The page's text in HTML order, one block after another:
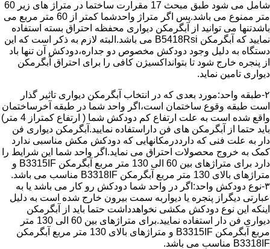
شامل می شود طبق مبحث 17 مقرارت ساختما در متراژ های زیر 60
متر ممنوع می باشد.پس اگر متراژ واحدشما کمتر از 60 متر مربع می
باشدتنها می توانید از آبگرمکن دیواری محفظه احتراق بسته استفاده
نمایید که آبگرمکن B5418Rsi می باشد.البته لازم به ذکر است که این
دستگاه به دلیل وجود دودکش مخصوص دو جداره،دودکش آن تنها باد
از پنجره خارج شود تا بتوانداکسیژن کافی را برای احتراق آبگرمکن
دیواری تامین نماید.
۲-طبقه واحد:مورد بعدی که در انتخاب آبگرمکن دیواری تاثیر گذار
است طبقه وقوع ساختمان است،اگر واحد شما در طبقه آخرساختمان
واقع شده است به علت ارتفاع کم دودکش شما ( ارتفاع کمتراز 4 متر)
باید حتما از آبگرمکن های فن داراستفاده نمایید.آبگرمکن دیواری فن
دار به علت فنی که دارددرمکانهایی که دودکش مکش مناسبی ندارد
کمک به خروج محصولات احتراق می نماید.اگر واحد شما این شرایط را
دارد برای متراژهای بین 60 الی 130 متر مربع آبگرمکن B3315IF و
متراژهای بالای 130 متر مربع آبگرمکن B3318IF مناسب می باشد.
۳-نوع دودکش واحد:اگر در واحد شما دودکش رو کار می باشد یا به
عبارتی دیگراز پنجره یا دیواربه سمت بیرون خارج شده است به دلیل
اینکه این نوع دودکش مکشی نخواهدداشت حتما باید از آبگرمکن
دیواری فن دار استفاده نمایید.برای متراژهای بین 60 الی 130 متر
مربع آبگرمکن B3315IF و متراژهای بالای 130 متر مربع آبگرمکن
B3318IF مناسب می باشد.